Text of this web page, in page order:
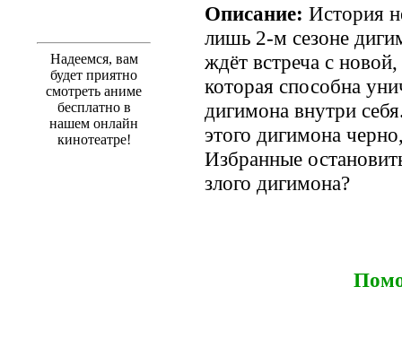
Надеемся, вам
будет приятно
смотреть аниме
бесплатно в
нашем онлайн
кинотеатре!
Описание: История
лишь 2-м сезоне
ждёт встреча с
которая способна
дигимона внутри
этого дигимона
Избранные
злого дигимона?